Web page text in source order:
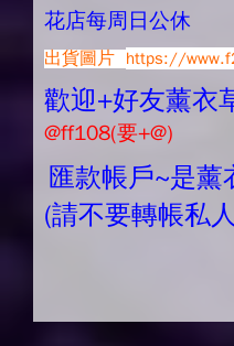
花店每周日公休
出貨圖片 https://
歡迎+好友薰衣
@ff108(要+@)
匯款帳戶~是薰
(請不要轉帳私